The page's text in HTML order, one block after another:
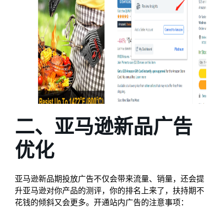
二、亚马逊新品广告
优化
亚马逊新品期投放广告不仅会带来流量、销量，还会提
升亚马逊对你产品的测评，你的排名上来了，扶持期不
花钱的倾斜又会更多。开通站内广告的注意事项：